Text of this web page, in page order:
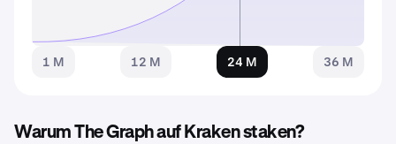
1 M 12 M 24 M 36 M
Warum The Graph auf Kraken staken?